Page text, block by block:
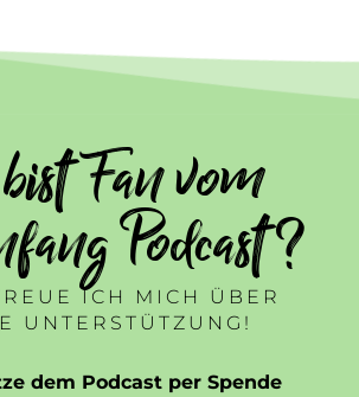
Fan vom
Podcast ?
ICH MICH ÜBER
UNTERSTÜTZUNG!
dem Podcast per Spende